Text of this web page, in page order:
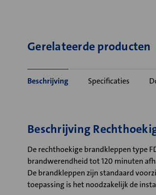
Gerelateerde producten
Beschrijving Specificaties
Beschrijving
De rechthoekige brandkleppen type
brandwerendheid tot 120 minuten
De brandkleppen zijn standaard
toepassing is het noodzakelijk de